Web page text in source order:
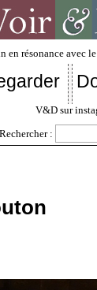
en résonance
V&D sur
Rechercher :